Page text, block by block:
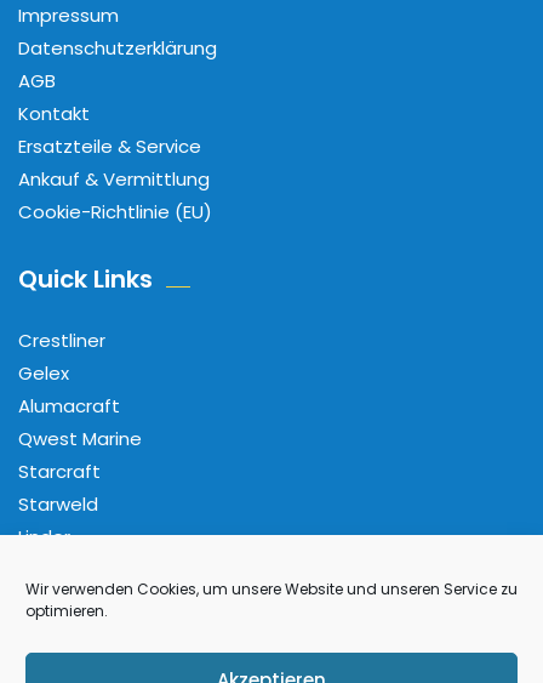
Wir verwenden Cookies, um unsere Website und unseren Service zu
optimieren.
Impressum
Datenschutzerklärung
AGB
Kontakt
Ersatzteile & Service
Ankauf & Vermittlung
Cookie-Richtlinie (EU)
Quick Links
Crestliner
Gelex
Alumacraft
Qwest Marine
Starcraft
Starweld
Linder
Folge Uns
Facebook
PinterestInstagram
YouTube